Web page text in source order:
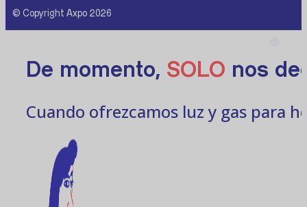
© Copyright Axpo 2026
De momento, SOLO nos
Cuando ofrezcamos luz y gas para